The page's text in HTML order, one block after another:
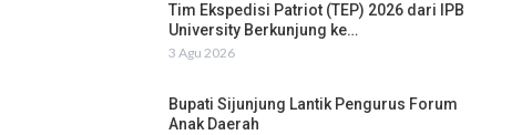
Tim Ekspedisi Patriot (TEP) 2026 dari IPB
University Berkunjung ke…
3 Agu 2026
Bupati Sijunjung Lantik Pengurus Forum
Anak Daerah